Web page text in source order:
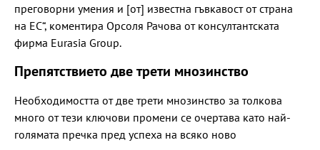
преговорни умения и [от] известна гъвкавост от страна
на ЕС“, коментира Орсоля Рачова от консултантската
фирма Eurasia Group.
Препятствието две трети мнозинство
Необходимостта от две трети мнозинство за толкова
много от тези ключови промени се очертава като най-
голямата пречка пред успеха на всяко ново